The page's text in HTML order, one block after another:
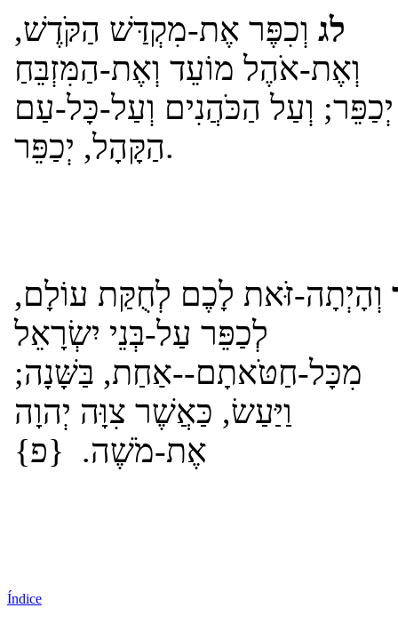
לג וְכִפֶּר אֶת-מִקְדַּשׁ הַקֹּדֶשׁ,
וְאֶת-אֹהֶל מוֹעֵד וְאֶת-הַמִּזְבֵּחַ
יְכַפֵּר; וְעַל הַכֹּהֲנִים וְעַל-כָּל-עַם
הַקָּהָל, יְכַפֵּר.
וְהָיְתָה-זֹּאת לָכֶם לְחֻקַּת עוֹלָם,
לְכַפֵּר עַל-בְּנֵי יִשְׂרָאֵל
מִכָּל-חַטֹּאתָם--אַחַת, בַּשָּׁנָה;
וַיַּעַשׂ, כַּאֲשֶׁר צִוָּה יְהוָה
אֶת-מֹשֶׁה. {פ}
Índice